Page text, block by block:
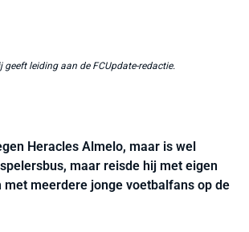
leiding aan de FCUpdate-redactie.
Heracles Almelo, maar is wel
maar reisde hij met eigen
meerdere jonge voetbalfans op de